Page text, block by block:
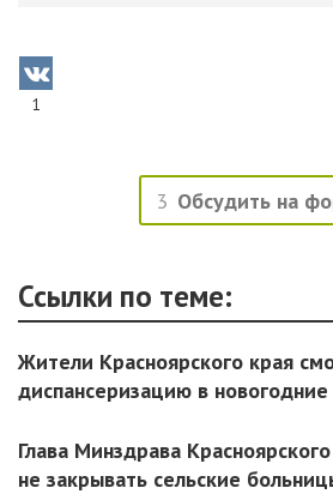
1
3 Обсудить на
Ссылки по теме:
Жители Красноярского края
диспансеризацию в
Глава Минздрава
не закрывать сельские